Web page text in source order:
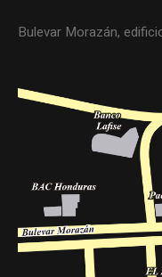
Bulevar Morazán,